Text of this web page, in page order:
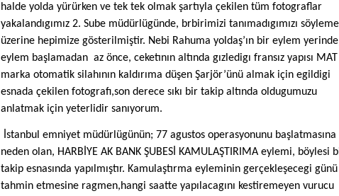
halde yolda yürürken ve tek tek olmak şartıyla çekilen tüm fotograflar
yakalandıgımız 2. Sube müdürlügünde, brbirimizi tanımadıgımızı
üzerine hepimize gösterilmiştir. Nebi Rahuma yoldaş’ın bir eylem
eylem başlamadan az önce, ceketının altında gızledigı fransız yapısı MAT
marka otomatik silahının kaldırıma düşen Şarjör’ünü almak için egildigi
esnada çekilen fotografı,son derece sıkı bir takip altında oldugumuzu
anlatmak için yeterlidir sanıyorum.
İstanbul emniyet müdürlügünün; 77 agustos operasyonunu başlatmasına
neden olan, HARBİYE AK BANK ŞUBESİ KAMULAŞTIRIMA eylemi, böylesi
takip esnasında yapılmıştır. Kamulaştırma eyleminin gerçekleşecegi günü
tahmin etmesine ragmen,hangi saatte yapılacagını kestiremeyen vurucu